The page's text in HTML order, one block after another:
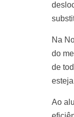
Na
do
de
Ao